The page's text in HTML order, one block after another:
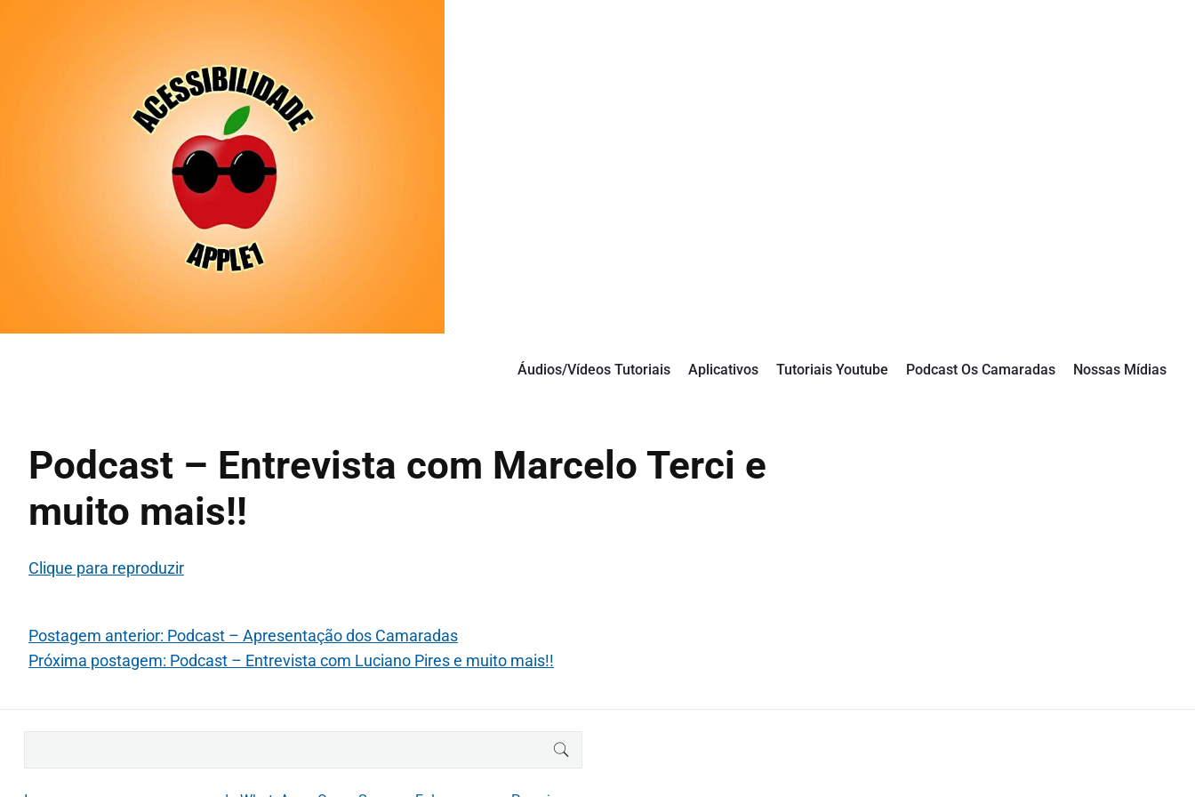
Áudios/Vídeos Tutoriais Aplicativos Tutoriais Youtube Podcast Os Camaradas Nossas Mídias
Podcast – Entrevista com Marcelo Terci e
muito mais!!
Clique para reproduzir
Postagem anterior: Podcast – Apresentação dos Camaradas
Próxima postagem: Podcast – Entrevista com Luciano Pires e muito mais!!
BUSCAR